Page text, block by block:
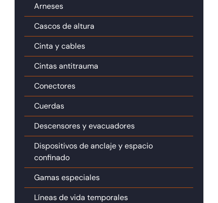
Arneses
Cascos de altura
Cinta y cables
Cintas antitrauma
Conectores
Cuerdas
Descensores y evacuadores
Dispositivos de anclaje y espacio
confinado
Gamas especiales
Líneas de vida temporales